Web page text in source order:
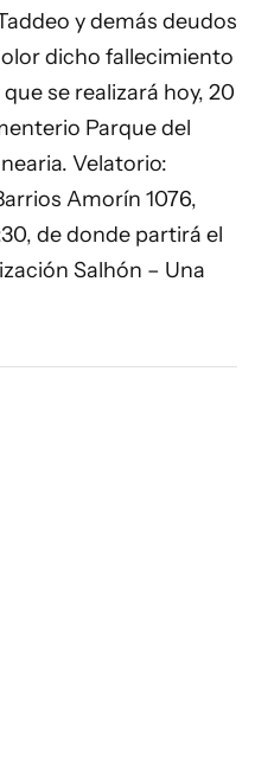
y demás deudos
dicho fallecimiento
se realizará hoy, 20
Parque del
Velatorio:
Amorín 1076,
de donde partirá el
Salhón – Una